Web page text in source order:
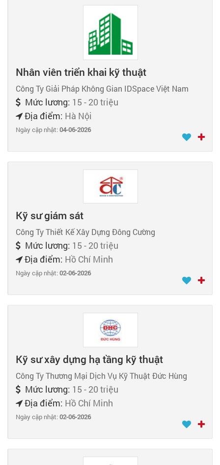
Nhân viên triển khai kỹ thuật
Công Ty Giải Pháp Không Gian IDSpace Việt Nam
Mức lương: 15 - 20 triệu
Địa điểm: Hà Nội
Ngày cập nhật:04-06-2026
Kỹ sư giám sát
Công Ty Thiết Kế Xây Dựng Đông Cường
Mức lương: 15 - 20 triệu
Địa điểm: Hồ Chí Minh
Ngày cập nhật:02-06-2026
Kỹ sư xây dựng hạ tầng kỹ thuật
Công Ty Thương Mại Dịch Vụ Kỹ Thuật Đức Hùng
Mức lương: 15 - 20 triệu
Địa điểm: Hồ Chí Minh
Ngày cập nhật:02-06-2026